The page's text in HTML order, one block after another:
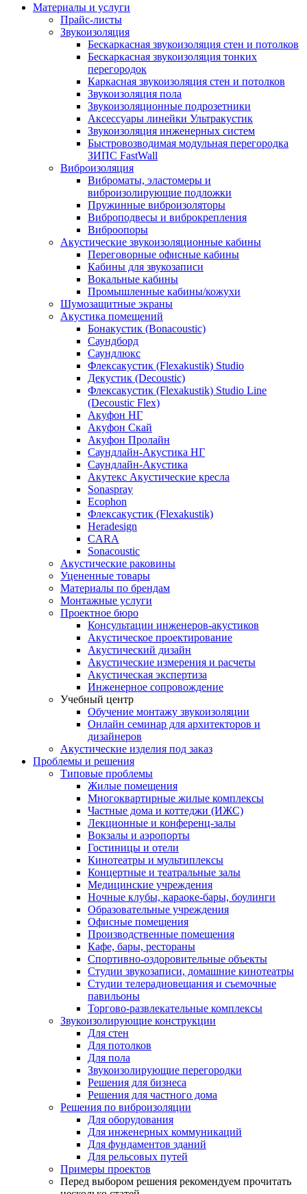
Материалы и услуги
Прайс-листы
Звукоизоляция
Бескаркасная звукоизоляция стен и потолков
Бескаркасная звукоизоляция тонких
перегородок
Каркасная звукоизоляция стен и потолков
Звукоизоляция пола
Звукоизоляционные подрозетники
Аксессуары линейки Ультракустик
Звукоизоляция инженерных систем
Быстровозводимая модульная перегородка
ЗИПС FastWall
Виброизоляция
Виброматы, эластомеры и
виброизолирующие подложки
Пружинные виброизоляторы
Виброподвесы и виброкрепления
Виброопоры
Акустические звукоизоляционные кабины
Переговорные офисные кабины
Кабины для звукозаписи
Вокальные кабины
Промышленные кабины/кожухи
Шумозащитные экраны
Акустика помещений
Бонакустик (Bonacoustic)
Саундборд
Саундлюкс
Флексакустик (Flexakustik) Studio
Декустик (Decoustic)
Флексакустик (Flexakustik) Studio Line
(Decoustic Flex)
Акуфон НГ
Акуфон Скай
Акуфон Пролайн
Саундлайн-Акустика НГ
Саундлайн-Акустика
Акутекс Акустические кресла
Sonaspray
Ecophon
Флексакустик (Flexakustik)
Heradesign
CARA
Sonacoustic
Акустические раковины
Уцененные товары
Материалы по брендам
Монтажные услуги
Проектное бюро
Консультации инженеров-акустиков
Акустическое проектирование
Акустический дизайн
Акустические измерения и расчеты
Акустическая экспертиза
Инженерное сопровождение
Учебный центр
Обучение монтажу звукоизоляции
Онлайн семинар для архитекторов и
дизайнеров
Акустические изделия под заказ
Проблемы и решения
Типовые проблемы
Жилые помещения
Многоквартирные жилые комплексы
Частные дома и коттеджи (ИЖС)
Лекционные и конференц-залы
Вокзалы и аэропорты
Гостиницы и отели
Кинотеатры и мультиплексы
Концертные и театральные залы
Медицинские учреждения
Ночные клубы, караоке-бары, боулинги
Образовательные учреждения
Офисные помещения
Производственные помещения
Кафе, бары, рестораны
Спортивно-оздоровительные объекты
Студии звукозаписи, домашние кинотеатры
Студии телерадиовещания и съемочные
павильоны
Торгово-развлекательные комплексы
Звукоизолирующие конструкции
Для стен
Для потолков
Для пола
Звукоизолирующие перегородки
Решения для бизнеса
Решения для частного дома
Решения по виброизоляции
Для оборудования
Для инженерных коммуникаций
Для фундаментов зданий
Для рельсовых путей
Примеры проектов
Перед выбором решения рекомендуем прочитать